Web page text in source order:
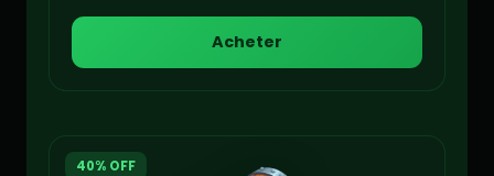
Acheter
40% OFF